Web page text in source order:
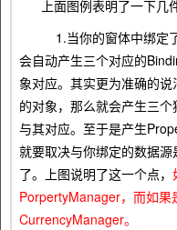
上面图例表明了一下几件
1.当你的窗体中绑定了
会自动产生三个对应的
象对应。其实更为准确的
的对象，那么就会产生三
与其对应。至于是产生
就要取决与你绑定的数据
了。上图说明了这一个点，
PorpertyManager，而如
CurrencyManager。